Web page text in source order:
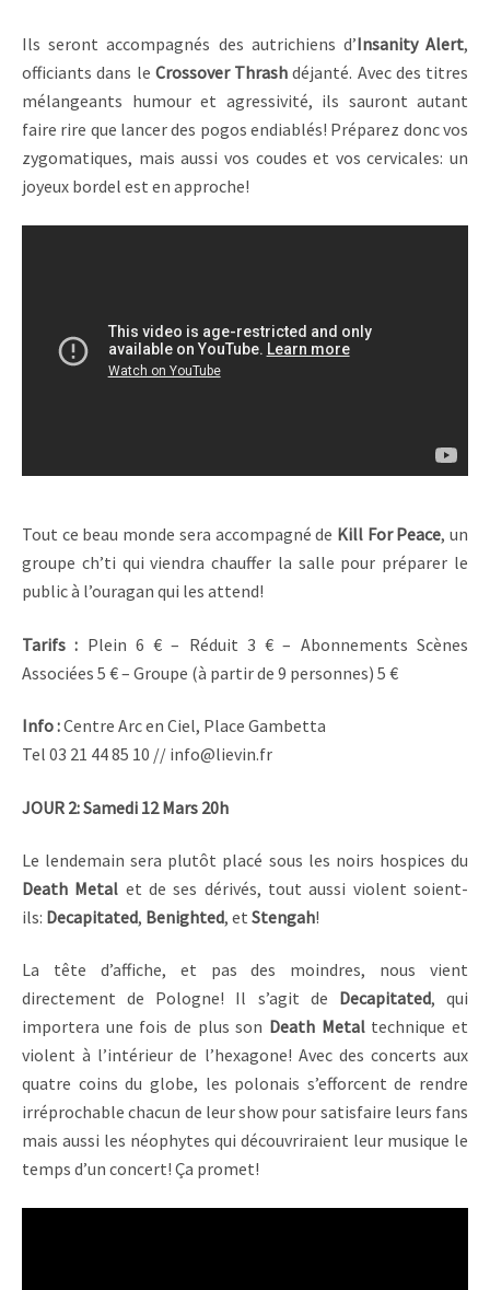
Ils seront accompagnés des autrichiens d’Insanity Alert,
officiants dans le Crossover Thrashdéjanté. Avec des titres
mélangeants humour et agressivité, ils sauront autant
faire rire que lancer des pogos endiablés! Préparez donc vos
zygomatiques, mais aussi vos coudes et vos cervicales: un
joyeux bordel est en approche!
Tout ce beau monde sera accompagné de Kill For Peace, un
groupe ch’ti qui viendra chauffer la salle pour préparer le
public à l’ouragan qui les attend!
Tarifs : Plein 6 € – Réduit 3 € – Abonnements Scènes
Associées 5 € – Groupe (à partir de 9 personnes) 5 €
Info :Centre Arc en Ciel, Place Gambetta
Tel 03 21 44 85 10 // info@lievin.fr
JOUR 2: Samedi 12 Mars 20h
Le lendemain sera plutôt placé sous les noirs hospices du
Death Metal et de ses dérivés, tout aussi violent soient-
ils: Decapitated, Benighted, et Stengah!
La tête d’affiche, et pas des moindres, nous vient
directement de Pologne! Il s’agit de Decapitated, qui
importera une fois de plus son Death Metaltechnique et
violent à l’intérieur de l’hexagone! Avec des concerts aux
quatre coins du globe, les polonais s’efforcent de rendre
irréprochable chacun de leur show pour satisfaire leurs fans
mais aussi les néophytes qui découvriraient leur musique le
temps d’un concert! Ça promet!